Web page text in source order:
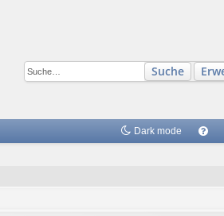
Suche
Dark mode